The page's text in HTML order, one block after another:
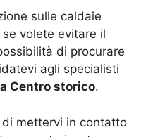
sulle caldaie
volete evitare il
di procurare
agli specialisti
Centro storico.
mettervi in contatto